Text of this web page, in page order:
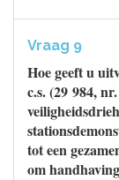
Vraag 9
Hoe geeft u
c.s. (29 984,
tot een
om